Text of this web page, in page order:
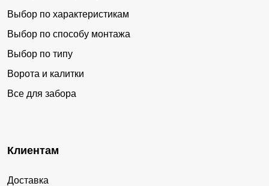
Выбор по характеристикам
Выбор по способу монтажа
Выбор по типу
Ворота и калитки
Все для забора
Клиентам
Доставка